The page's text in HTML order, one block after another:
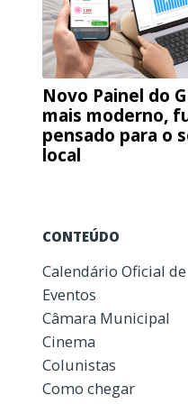
Novo Painel do
mais moderno,
pensado para o
local
CONTEÚDO
Calendário Oficial de
Eventos
Câmara Municipal
Cinema
Colunistas
Como chegar